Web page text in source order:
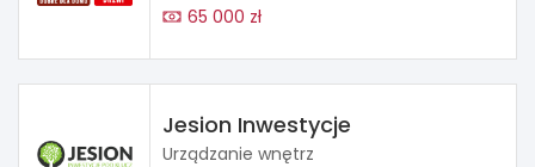
65 000 zł
Jesion Inwestycje
Urządzanie wnętrz